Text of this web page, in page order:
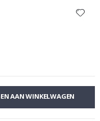
AAN WINKELWAGEN